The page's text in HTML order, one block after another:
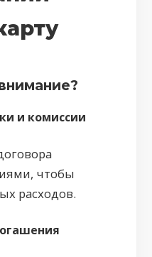
и комиссии
чтобы
расходов.